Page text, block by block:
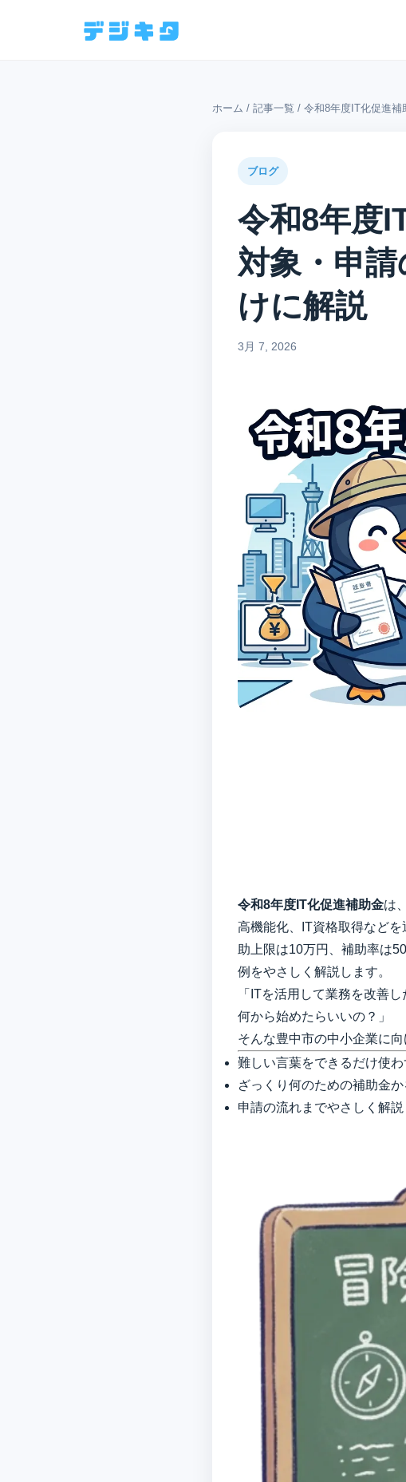
ホーム / 記事一覧 / 令和8年度IT化促進補
ブログ
令和8年度
対象・申
けに解説
3月 7, 2026
令和8年度IT化促進補助金は
高機能化、IT資格取得など
助上限は10万円、補助率は
例をやさしく解説します。
「ITを活用して業務を改善し
何から始めたらいいの？」
そんな豊中市の中小企業に
難しい言葉をできるだけ使わ
ざっくり何のための補助金
申請の流れまでやさしく解説